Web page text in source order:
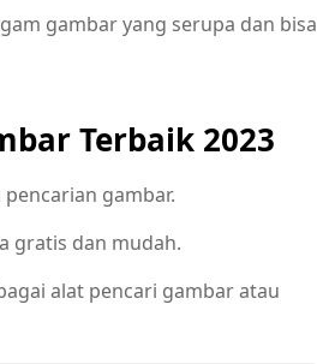
gambar yang serupa dan bisa
Terbaik 2023
gambar.
gratis dan mudah.
alat pencari gambar atau